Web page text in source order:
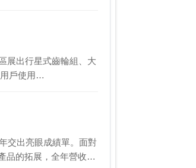
展出行星式齒輪組、大
用戶使用…
交出亮眼成績單。面對
品的拓展，全年營收…